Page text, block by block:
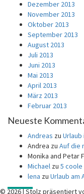
Dezember 2013
November 2013
Oktober 2013
September 2013
August 2013
Juli 2013
Juni 2013
Mai 2013
April 2013
März 2013
Februar 2013
Neueste
Andreas zu Urlaub
Andrea zu Auf die
Monika and Petar
Michael zu 5 coole
lena zu Urlaub am
© 2026|Stolz präsentiert